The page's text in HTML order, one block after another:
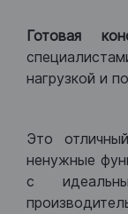
Готовая
нагрузкой и
Это
ненужные
с